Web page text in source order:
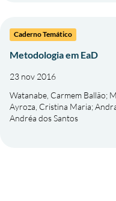
Caderno Temático
Metodologia em EaD
23 nov 2016
Watanabe, Carmem Ballão;
Ayroza, Cristina Maria;
Andréa dos Santos